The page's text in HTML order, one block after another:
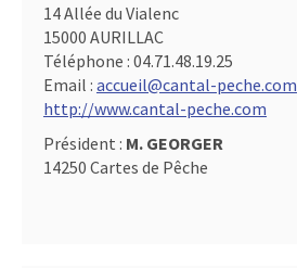
14 Allée du Vialenc
15000 AURILLAC
Téléphone : 04.71.48.19.25
Email : accueil@cantal-peche.com
http://www.cantal-peche.com
Président : M. GEORGER
14250 Cartes de Pêche